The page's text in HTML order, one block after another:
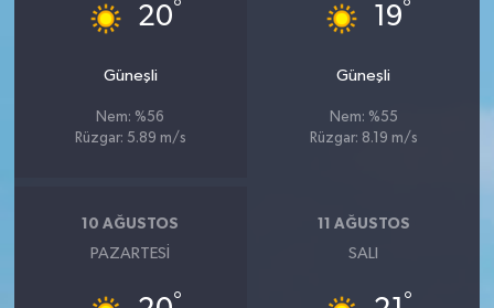
20°
Güneşli
Nem: %56
Rüzgar: 5.89 m/s
19°
Güneşli
Nem: %55
Rüzgar: 8.19 m/s
10 AĞUSTOS
PAZARTESI
°
11 AĞUSTOS
SALI
°